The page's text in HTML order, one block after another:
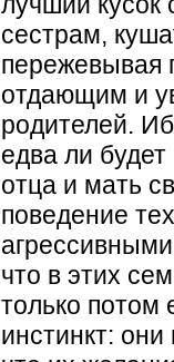
сестрам,
пережевывая
отдающим и
родителей.
едва ли
отца и мать
поведение
что в этих
только потом
инстинкт: